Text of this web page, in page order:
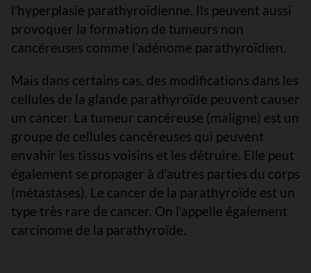
l’hyperplasie parathyroïdienne. Ils peuvent aussi
provoquer la formation de tumeurs non
cancéreuses comme l’adénome parathyroïdien.
Mais dans certains cas, des modifications dans les
cellules de la glande parathyroïde peuvent causer
un cancer. La tumeur cancéreuse (maligne) est un
groupe de cellules cancéreuses qui peuvent
envahir les tissus voisins et les détruire. Elle peut
également se propager à d’autres parties du corps
(métastases). Le cancer de la parathyroïde est un
type très rare de cancer. On l’appelle également
carcinome de la parathyroïde.